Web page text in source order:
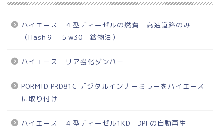
ハイエース ４型ディーゼルの燃費 高速道路のみ
（Hash９ ５w30 鉱物油）
ハイエース リア強化ダンパー
PORMID PRD81C デジタルインナーミラーをハイエース
に取り付け
ハイエース ４型ディーゼル1KD DPFの自動再生